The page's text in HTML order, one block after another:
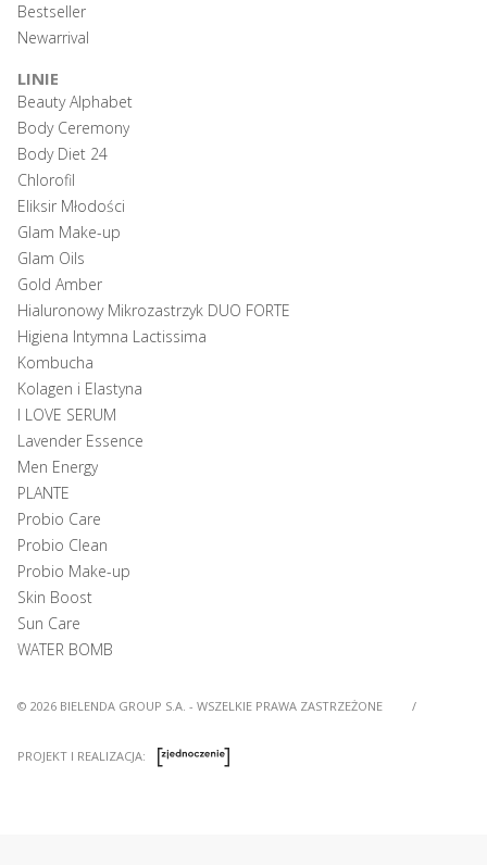
Bestseller
Newarrival
LINIE
Beauty Alphabet
Body Ceremony
Body Diet 24
Chlorofil
Eliksir Młodości
Glam Make-up
Glam Oils
Gold Amber
Hialuronowy Mikrozastrzyk DUO FORTE
Higiena Intymna Lactissima
Kombucha
Kolagen i Elastyna
I LOVE SERUM
Lavender Essence
Men Energy
PLANTE
Probio Care
Probio Clean
Probio Make-up
Skin Boost
Sun Care
WATER BOMB
© 2026 BIELENDA GROUP S.A. - WSZELKIE PRAWA ZASTRZEŻONE /
PROJEKT I REALIZACJA: